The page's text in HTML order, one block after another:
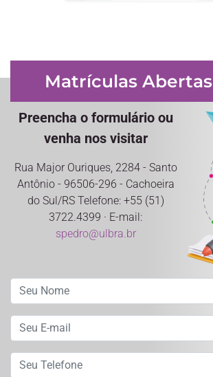
Matrículas Abertas
Preencha o formulário ou
venha nos visitar
Rua Major Ouriques, 2284 - Santo
Antônio - 96506-296 - Cachoeira
do Sul/RS Telefone: +55 (51)
3722.4399 · E-mail:
spedro@ulbra.br